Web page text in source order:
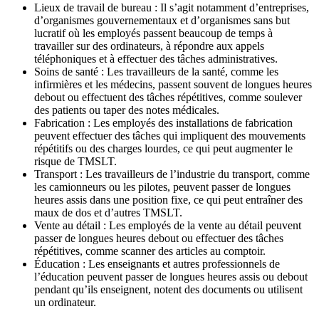
Lieux de travail de bureau : Il s’agit notamment d’entreprises,
d’organismes gouvernementaux et d’organismes sans but
lucratif où les employés passent beaucoup de temps à
travailler sur des ordinateurs, à répondre aux appels
téléphoniques et à effectuer des tâches administratives.
Soins de santé : Les travailleurs de la santé, comme les
infirmières et les médecins, passent souvent de longues heures
debout ou effectuent des tâches répétitives, comme soulever
des patients ou taper des notes médicales.
Fabrication : Les employés des installations de fabrication
peuvent effectuer des tâches qui impliquent des mouvements
répétitifs ou des charges lourdes, ce qui peut augmenter le
risque de TMSLT.
Transport : Les travailleurs de l’industrie du transport, comme
les camionneurs ou les pilotes, peuvent passer de longues
heures assis dans une position fixe, ce qui peut entraîner des
maux de dos et d’autres TMSLT.
Vente au détail : Les employés de la vente au détail peuvent
passer de longues heures debout ou effectuer des tâches
répétitives, comme scanner des articles au comptoir.
Éducation : Les enseignants et autres professionnels de
l’éducation peuvent passer de longues heures assis ou debout
pendant qu’ils enseignent, notent des documents ou utilisent
un ordinateur.